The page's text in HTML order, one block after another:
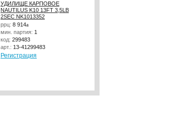
УДИЛИЩЕ КАРПОВОЕ
NAUTILUS K10 13FT 3,5LB
2SEC NK1013352
ррц: 8 914a
мин. партия: 1
код: 299483
арт.: 13-41299483
Регистрация